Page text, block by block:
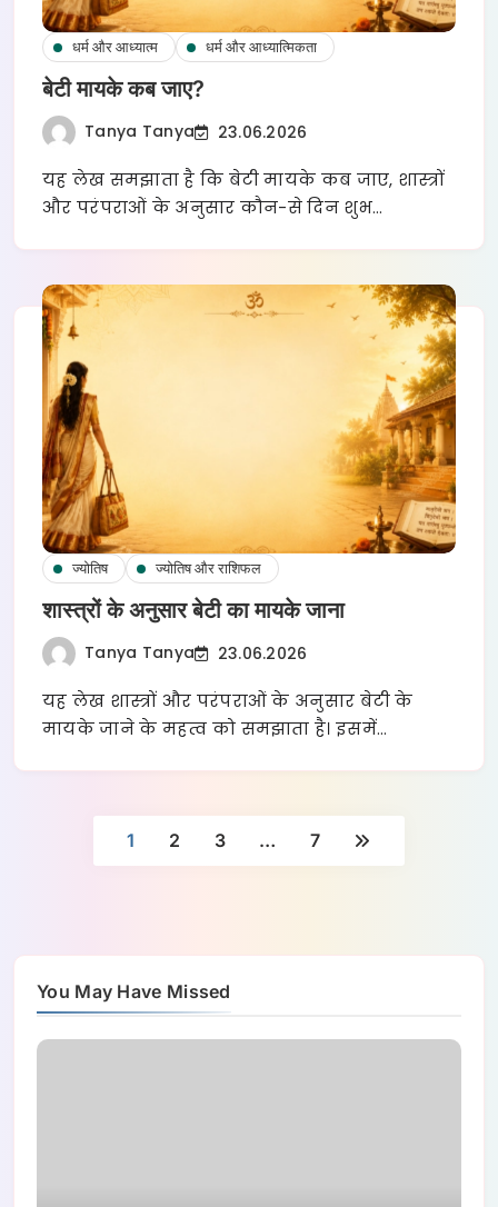
धर्म और आध्यात्म धर्म और आध्यात्मिकता
बेटी मायके कब जाए?
Tanya Tanya 23.06.2026
यह लेख समझाता है कि बेटी मायके कब जाए, शास्त्रों
और परंपराओं के अनुसार कौन-से दिन शुभ…
ज्योतिष ज्योतिष और राशिफल
शास्त्रों के अनुसार बेटी का मायके जाना
Tanya Tanya 23.06.2026
यह लेख शास्त्रों और परंपराओं के अनुसार बेटी के
मायके जाने के महत्व को समझाता है। इसमें…
1 2 3 … 7
You May Have Missed